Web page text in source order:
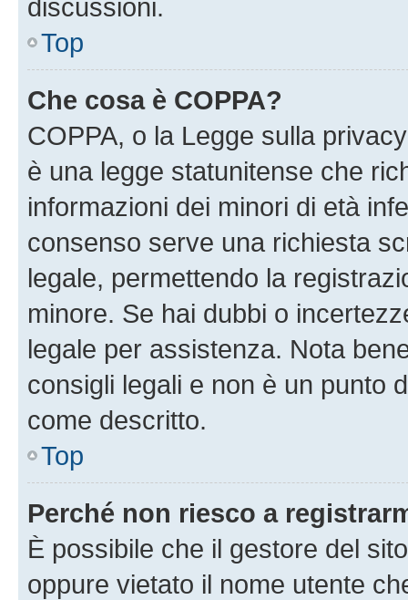
discussioni.
Top
Che cosa è COPPA?
COPPA, o la Legge sulla
è una legge statunitense che
informazioni dei minori di età
consenso serve una richiesta
legale, permettendo la
minore. Se hai dubbi o
legale per assistenza. Nota
consigli legali e non è un punto
come descritto.
Top
Perché non riesco a
È possibile che il gestore del
oppure vietato il nome utente